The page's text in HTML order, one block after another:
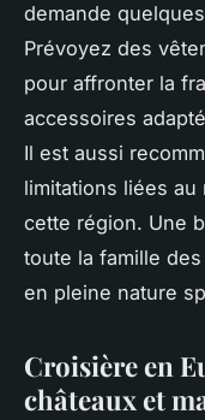
demande
Prévoyez des
pour affronter la
accessoires
Il est aussi
limitations liées
cette région. Une
toute la famille
en pleine nature
Croisière en
châteaux et